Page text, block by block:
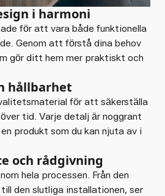
i harmoni
för att vara både funktionella
Genom att förstå dina behov
gör ditt hem mer praktiskt och
hållbarhet
för att säkerställa
tid. Varje detalj är noggrant
produkt som du kan njuta av i
och rådgivning
hela processen. Från den
den slutliga installationen, ser